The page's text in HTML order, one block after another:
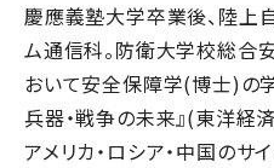
慶應義塾大学卒業後、陸上
ム通信科。防衛大学校総合
おいて安全保障学(博士)の
兵器・戦争の未来』(東洋経
アメリカ・ロシア・中国のサ